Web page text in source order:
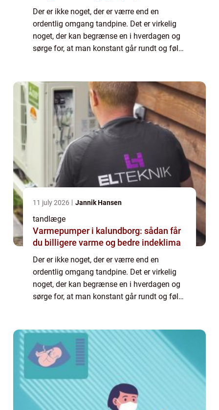
Der er ikke noget, der er værre end en
ordentlig omgang tandpine. Det er virkelig
noget, der kan begrænse en i hverdagen og
sørge for, at man konstant går rundt og føler
hoved....
11 july 2026 Jannik Hansen
tandlæge
Varmepumper i kalundborg: sådan får
du billigere varme og bedre indeklima
Der er ikke noget, der er værre end en
ordentlig omgang tandpine. Det er virkelig
noget, der kan begrænse en i hverdagen og
sørge for, at man konstant går rundt og føler
hoved....